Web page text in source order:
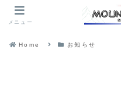
Home お知らせ
メニュー